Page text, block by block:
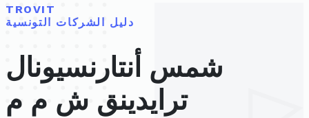
TROVIT
دليل الشركات التونسية
شمس أنتارنسيونال
ترايدينق ش م م